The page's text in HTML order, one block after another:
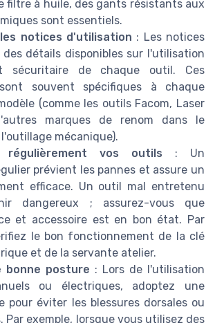
filtre à huile, des gants résistants aux
sont essentiels.
notices d'utilisation : Les notices
détails disponibles sur l'utilisation
sécuritaire de chaque outil. Ces
souvent spécifiques à chaque
(comme les outils Facom, Laser
marques de renom dans le
mécanique).
régulièrement vos outils : Un
prévient les pannes et assure un
efficace. Un outil mal entretenu
dangereux ; assurez-vous que
et accessoire est en bon état. Par
le bon fonctionnement de la clé
et de la servante atelier.
bonne posture : Lors de l'utilisation
ou électriques, adoptez une
pour éviter les blessures dorsales ou
Par exemple, lorsque vous utilisez des